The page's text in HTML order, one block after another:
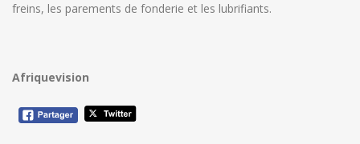
freins, les parements de fonderie et les lubrifiants.
Afriquevision